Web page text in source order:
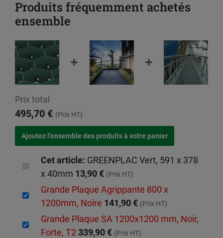
Produits fréquemment achetés
ensemble
Prix total
495,70 € (Prix HT)
Cet article: GREENPLAC Vert, 591 x 378
x 40mm 13,90 € (Prix HT)
Grande Plaque Agrippante 800 x
1200mm, Noire 141,90 € (Prix HT)
Grande Plaque SA 1200x1200 mm, Noir,
Forte, T2 339,90 € (Prix HT)